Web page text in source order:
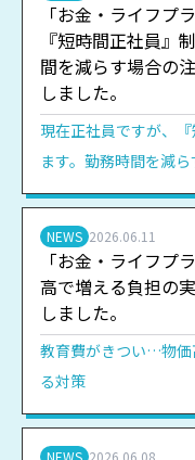
「お金・ライフプ
『短時間正社員』
間を減らす場合の
しました。
現在正社員ですが、
ます。勤務時間を減
NEWS 2026.06.11
「お金・ライフ
高で増える負担の
しました。
教育費がきつい…物価
る対策
NEWS 2026.06.08